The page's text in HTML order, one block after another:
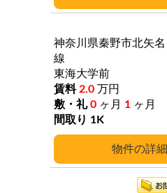
詳細
神奈川県秦野市北矢名
線
東海大学前
2.0 万円
0 ヶ月 1 ヶ月
1K